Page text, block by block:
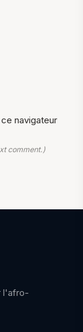
navigateur
comment.)
l'afro-